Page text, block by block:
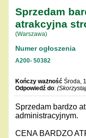
Sprzedam
atrakcyjna
(Warszawa)
Numer ogłoszenia
A200- 50382
Kończy ważność Środa,
Odpowiedź do:
Sprzedam bardzo
administracyjnym.
CENA BARDZO